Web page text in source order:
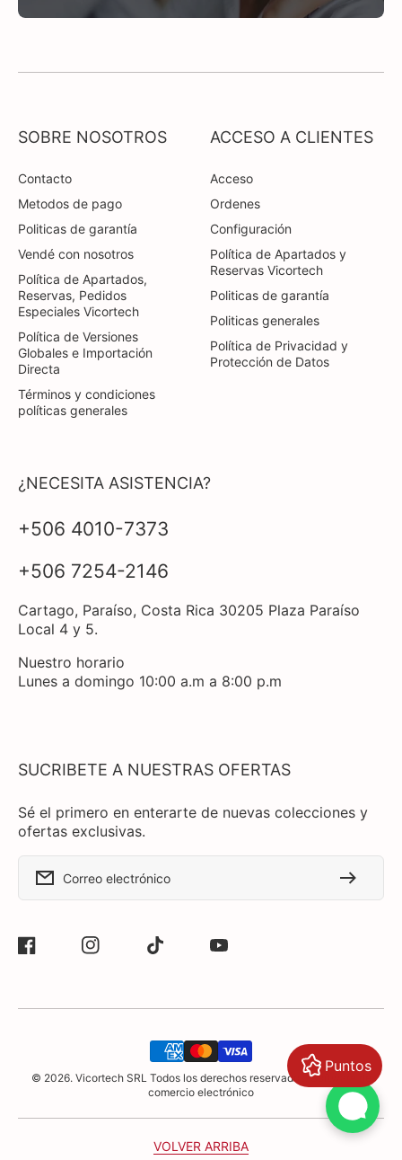
SOBRE NOSOTROS
Contacto
Metodos de pago
Politicas de garantía
Vendé con nosotros
Política de Apartados,
Reservas, Pedidos
Especiales Vicortech
Política de Versiones
Globales e Importación
Directa
Términos y condiciones
políticas generales
ACCESO A CLIENTES
Acceso
Ordenes
Configuración
Política de Apartados y
Reservas Vicortech
Politicas de garantía
Politicas generales
Política de Privacidad y
Protección de Datos
¿NECESITA ASISTENCIA?
+506 4010-7373
+506 7254-2146
Cartago, Paraíso, Costa Rica 30205 Plaza Paraíso
Local 4 y 5.
Nuestro horario
Lunes a domingo 10:00 a.m a 8:00 p.m
SUCRIBETE A NUESTRAS OFERTAS
Sé el primero en enterarte de nuevas colecciones y
ofertas exclusivas.
Correo electrónico
Facebook Instagram TikTok YouTube
Formas
de
pago
© 2026. Vicortech SRL Todos los derechos reservados. Software de
comercio electrónico
VOLVER ARRIBA
Puntos